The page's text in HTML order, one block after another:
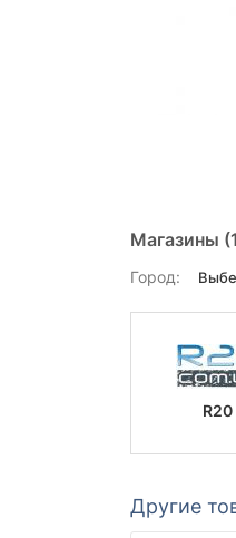
Магазины
Город:
R20
Другие